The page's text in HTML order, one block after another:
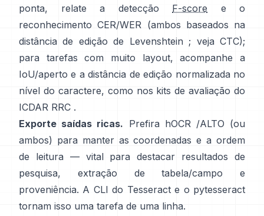
ponta, relate a detecção
F-score e o
reconhecimento CER/WER (ambos baseados na
distância de edição de Levenshtein ; veja CTC);
para tarefas com muito layout, acompanhe a
IoU/aperto e a distância de edição normalizada no
nível do caractere, como nos kits de avaliação do
ICDAR RRC .
Exporte saídas ricas. Prefira hOCR /ALTO (ou
ambos) para manter as coordenadas e a ordem
de leitura — vital para destacar resultados de
pesquisa, extração de tabela/campo e
proveniência. A CLI do Tesseract e o pytesseract
tornam isso uma tarefa de uma linha.